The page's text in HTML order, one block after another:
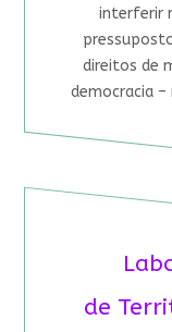
interferir
direitos de
democracia –
de